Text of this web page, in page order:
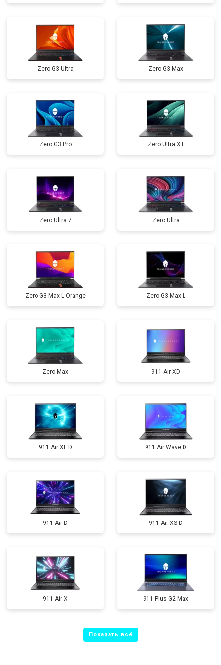
Замена оперативной памяти от 1100 ₽ Заказать
Прошивка BIOS от 1500 ₽ Заказать
Замена северного моста от 3500 ₽
Zero G3 Ultra Zero G3 Max
Zero G3 Pro Zero Ultra XT
Zero Ultra 7 Zero Ultra
Zero G3 Max L Orange Zero G3 Max L
Zero Max 911 Air XD
911 Air XL D 911 Air Wave D
911 Air D 911 Air XS D
911 Air X 911 Plus G2 Max